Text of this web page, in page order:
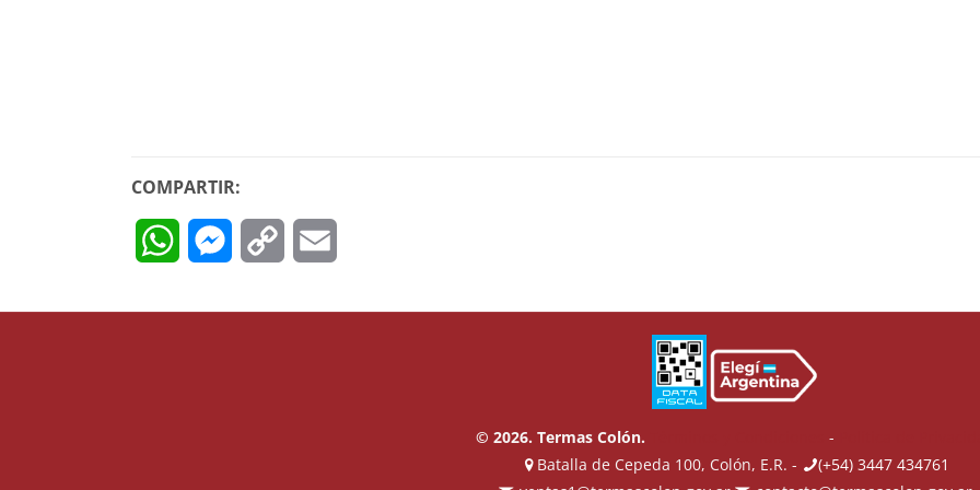
COMPARTIR:
WhatsAppMessenger
Copy
© 2026. Termas Colón. -
Batalla de Cepeda 100, Colón, E.R. -
(+54) 3447 434761